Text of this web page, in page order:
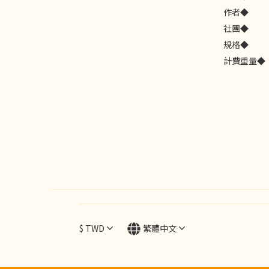
作者◆
社團◆
規格◆
計費重量◆
$ TWD 繁體中文